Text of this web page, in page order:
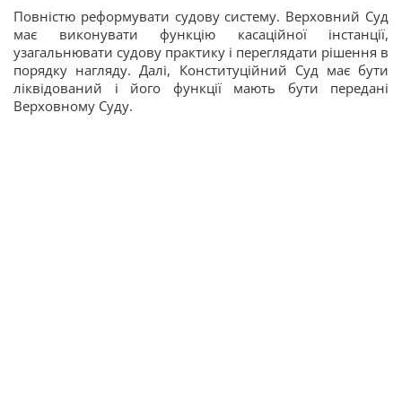
Повністю реформувати судову систему. Верховний Суд
має виконувати функцію касаційної інстанції,
узагальнювати судову практику і переглядати рішення в
порядку нагляду. Далі, Конституційний Суд має бути
ліквідований і його функції мають бути передані
Верховному Суду.